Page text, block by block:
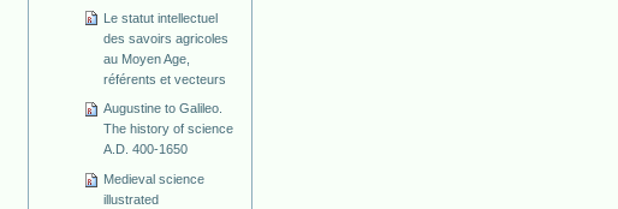
Le statut intellectuel
des savoirs agricoles
au Moyen Age,
référents et vecteurs
Augustine to Galileo.
The history of science
A.D. 400-1650
Medieval science
illustrated